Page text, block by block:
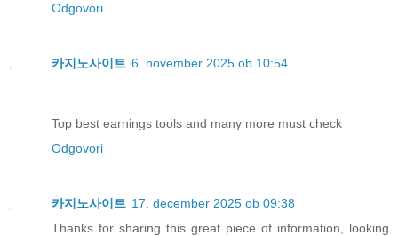
Odgovori
카지노사이트 6. november 2025 ob 10:54
Top best earnings tools and many more must check
Odgovori
카지노사이트 17. december 2025 ob 09:38
Thanks for sharing this great piece of information, looking